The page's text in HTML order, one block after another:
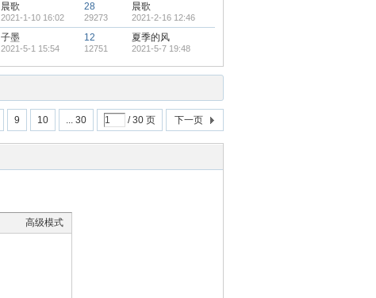
晨歌
2021-1-10 16:02
28
29273
晨歌
2021-2-16 12:46
子墨
2021-5-1 15:54
12
12751
夏季的风
2021-5-7 19:48
9 10 ... 30 / 30 页 下一页
高级模式